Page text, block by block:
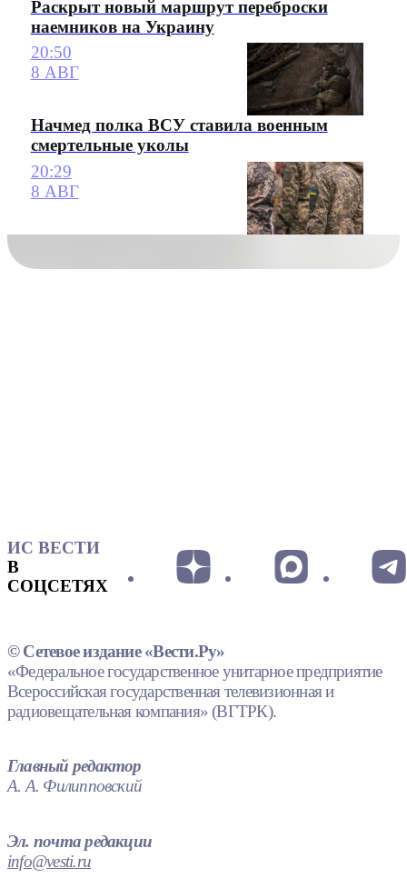
Раскрыт новый маршрут переброски
наемников на Украину
20:50
8 АВГ
Начмед полка ВСУ ставила военным
смертельные уколы
20:29
8 АВГ
ИС ВЕСТИ
В
СОЦСЕТЯХ
© Сетевое издание «Вести.Ру»
«Федеральное государственное унитарное предприятие
Всероссийская государственная телевизионная и
радиовещательная компания» (ВГТРК).
Главный редактор
А. А. Филипповский
Эл. почта редакции
info@vesti.ru